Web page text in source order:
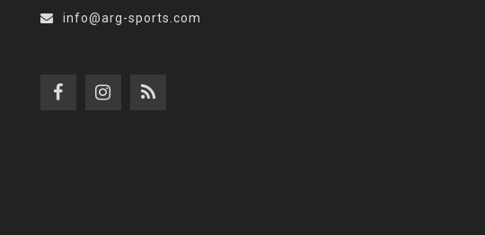
info@arg-sports.com